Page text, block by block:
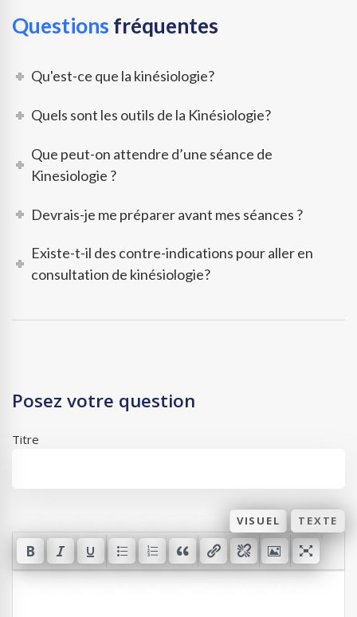
Questions fréquentes
Qu'est-ce que la kinésiologie?
Quels sont les outils de la Kinésiologie?
Que peut-on attendre d’une séance de
Kinesiologie ?
Devrais-je me préparer avant mes séances ?
Existe-t-il des contre-indications pour aller en
consultation de kinésiologie?
Posez votre question
Titre
VISUEL TEXTE